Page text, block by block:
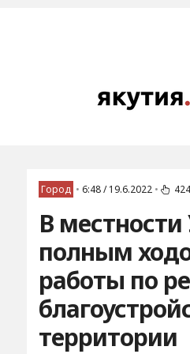
Город • 6:48 / 19.6.2022 •
В
полным
работы по
территории